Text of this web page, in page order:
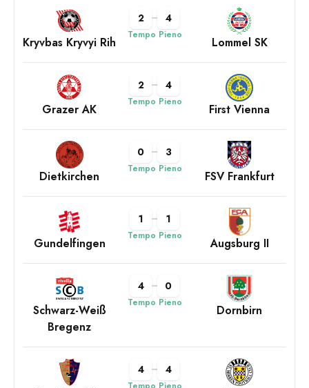
Kryvbas Kryvyi Rih
2 4
Tempo Pieno Lommel SK
Grazer AK
2 4
Tempo Pieno First Vienna
Dietkirchen
0 3
Tempo Pieno FSV Frankfurt
Gundelfingen
1 1
Tempo Pieno Augsburg II
Schwarz-Weiß
Bregenz
4 0
Tempo Pieno Dornbirn
4 4